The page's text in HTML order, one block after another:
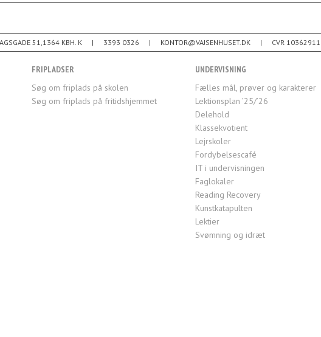
51 1364 KBH. K 3393 0326 KONTOR@VAJSENHUSET.DK CVR 10362911
FRIPLADSER
Søg om friplads på skolen
Søg om friplads på fritidshjemmet
UNDERVISNING
Fælles mål, prøver og karakterer
Lektionsplan ’25/’26
Delehold
Klassekvotient
Lejrskoler
Fordybelsescafé
IT i undervisningen
Faglokaler
Reading Recovery
Kunstkatapulten
Lektier
Svømning og idræt